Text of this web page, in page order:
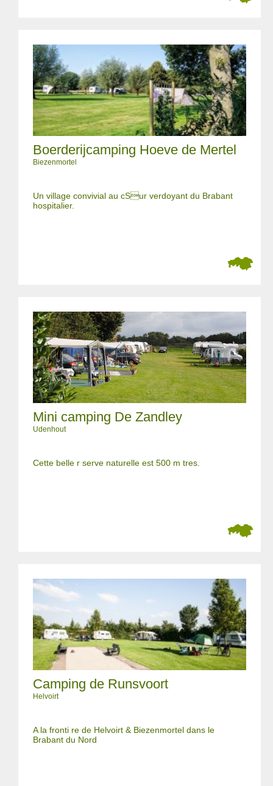
Boerderijcamping Hoeve de Mertel
Biezenmortel
Un village convivial au cSur verdoyant du Brabant
hospitalier.
Mini camping De Zandley
Udenhout
Cette belle r serve naturelle est 500 m tres.
Camping de Runsvoort
Helvoirt
A la fronti re de Helvoirt & Biezenmortel dans le
Brabant du Nord